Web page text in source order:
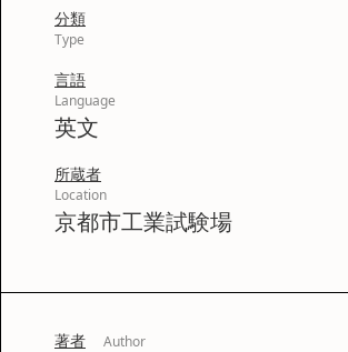
分類
Type
言語
Language
英文
所蔵者
Location
京都市工業試験場
著者 Author